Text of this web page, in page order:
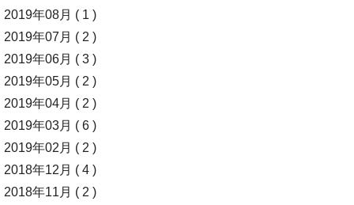
2019年08月 ( 1 )
2019年07月 ( 2 )
2019年06月 ( 3 )
2019年05月 ( 2 )
2019年04月 ( 2 )
2019年03月 ( 6 )
2019年02月 ( 2 )
2018年12月 ( 4 )
2018年11月 ( 2 )